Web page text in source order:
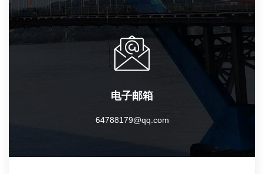
电子邮箱
64788179@qq.com